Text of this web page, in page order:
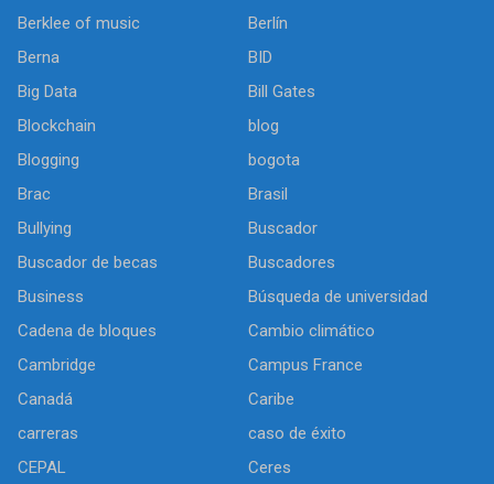
Berklee of music
Berlín
Berna
BID
Big Data
Bill Gates
Blockchain
blog
Blogging
bogota
Brac
Brasil
Bullying
Buscador
Buscador de becas
Buscadores
Business
Búsqueda de universidad
Cadena de bloques
Cambio climático
Cambridge
Campus France
Canadá
Caribe
carreras
caso de éxito
CEPAL
Ceres